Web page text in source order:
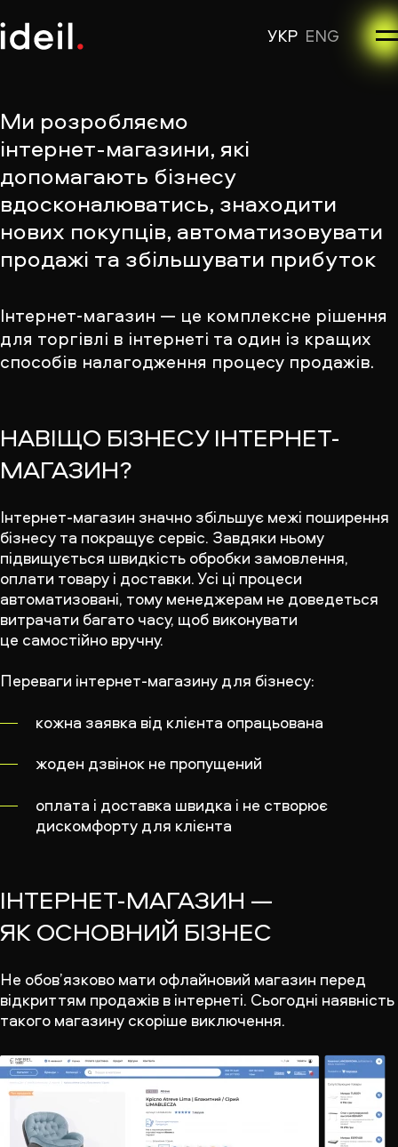
УКР ENG
Ми розробляємо
інтернет-магазини, які
допомагають бізнесу
вдосконалюватись, знаходити
нових покупців, автоматизовувати
продажі та збільшувати прибуток
Інтернет-магазин — це комплексне рішення
для торгівлі в інтернеті та один із кращих
способів налагодження процесу продажів.
НАВІЩО БІЗНЕСУ ІНТЕРНЕТ-
МАГАЗИН?
Інтернет-магазин значно збільшує межі поширення
бізнесу та покращує сервіс. Завдяки ньому
підвищується швидкість обробки замовлення,
оплати товару і доставки. Усі ці процеси
автоматизовані, тому менеджерам не доведеться
витрачати багато часу, щоб виконувати
це самостійно вручну.
Переваги інтернет-магазину для бізнесу:
кожна заявка від клієнта опрацьована
жоден дзвінок не пропущений
оплата і доставка швидка і не створює
дискомфорту для клієнта
ІНТЕРНЕТ-МАГАЗИН —
ЯК ОСНОВНИЙ БІЗНЕС
Не обов’язково мати офлайновий магазин перед
відкриттям продажів в інтернеті. Сьогодні наявність
такого магазину скоріше виключення.